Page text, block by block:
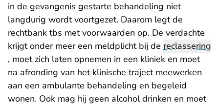
in de gevangenis gestarte behandeling niet
langdurig wordt voortgezet. Daarom legt de
rechtbank tbs met voorwaarden op. De verdachte
krijgt onder meer een meldplicht bij de reclassering
, moet zich laten opnemen in een kliniek en moet
na afronding van het klinische traject meewerken
aan een ambulante behandeling en begeleid
wonen. Ook mag hij geen alcohol drinken en moet